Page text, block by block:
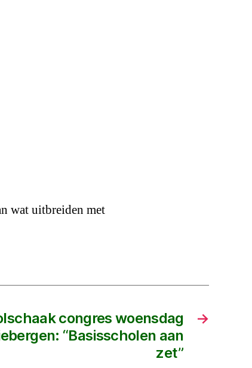
wat uitbreiden met
→
congres woensdag
“Basisscholen aan
zet”